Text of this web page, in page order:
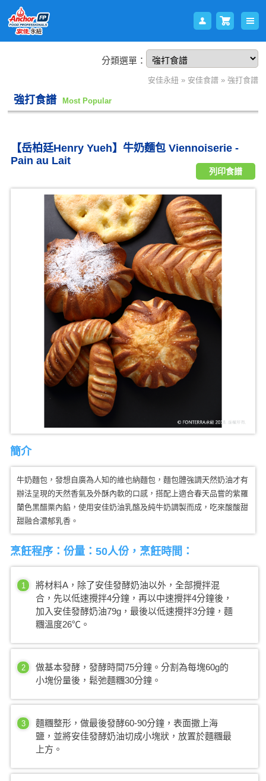
登入 車
分類選單：
安佳永紐» 安佳食譜» 強打食譜
強打食譜 Most Popular
【岳柏廷Henry Yueh】牛奶麵包 Viennoiserie -
Pain au Lait
列印食譜
簡介
牛奶麵包，發想自廣為人知的維也納麵包，麵包體強調天然奶油才有
辦法呈現的天然香氣及外酥內軟的口感，搭配上適合春天品嘗的紫羅
蘭色黑醋栗內餡，使用安佳奶油乳酪及純牛奶調製而成，吃來酸酸甜
甜融合濃郁乳香。
烹飪程序：份量：50人份，烹飪時間：
1
將材料A，除了安佳發酵奶油以外，全部攪拌混
合，先以低速攪拌4分鐘，再以中速攪拌4分鐘後，
加入安佳發酵奶油79g，最後以低速攪拌3分鐘，麵
糰溫度26℃。
2
做基本發酵，發酵時間75分鐘。分割為每塊60g的
小塊份量後，鬆弛麵糰30分鐘。
3
麵糰整形，做最後發酵60-90分鐘，表面撒上海
鹽，並將安佳發酵奶油切成小塊狀，放置於麵糰最
上方。